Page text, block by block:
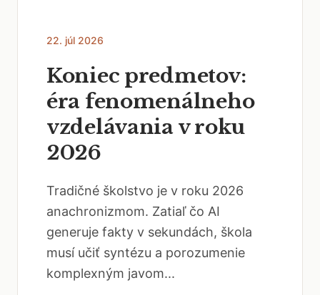
22. júl 2026
Koniec predmetov:
éra fenomenálneho
vzdelávania v roku
2026
Tradičné školstvo je v roku 2026
anachronizmom. Zatiaľ čo AI
generuje fakty v sekundách, škola
musí učiť syntézu a porozumenie
komplexným javom...